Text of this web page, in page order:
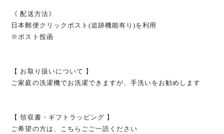
《 配送方法》
日本郵便クリックポスト(追跡機能有り)を利用
※ポスト投函
【 お取り扱いについて 】
ご家庭の洗濯機でお洗濯できますが、手洗いをお勧めします
【 領収書・ギフトラッピング 】
ご希望の方は、こちらごご一読ください